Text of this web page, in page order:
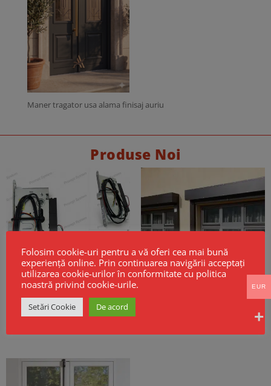
Maner tragator usa alama finisaj auriu
Produse Noi
Broască electrică CISA Mito Sensor
Fail Safe
Folosim cookie-uri pentru a vă oferi cea mai bună
experiență online. Prin continuarea navigării acceptați
utilizarea cookie-urilor în conformitate cu politica
noastră privind cookie-urile.
Setări Cookie De acord
EUR